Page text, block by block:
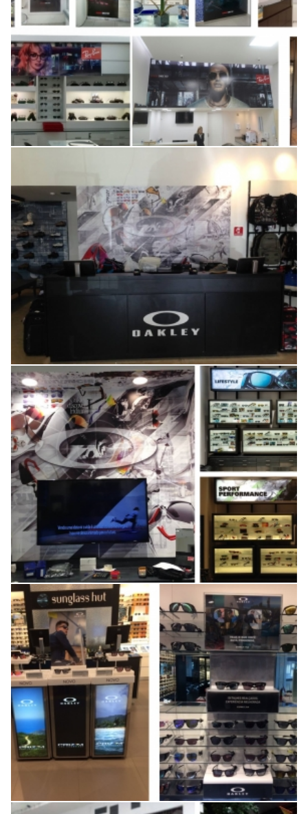
Personalização da nova loja
Oakley em Salvador
Personalização da nova loja
Oakley RJ
Campanha Oakley